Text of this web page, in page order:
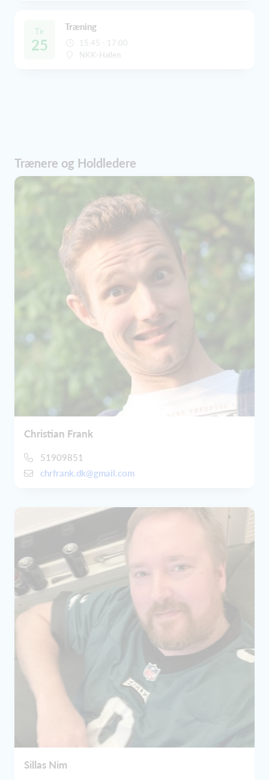
Tir
25
Træning
15:45 - 17:00
NKK-Hallen
Trænere og Holdledere
Christian Frank
51909851
chrfrank.dk@gmail.com
Sillas Nim